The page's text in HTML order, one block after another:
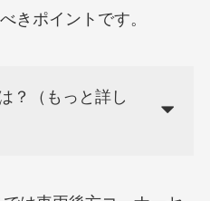
きポイントです。
？（もっと詳し